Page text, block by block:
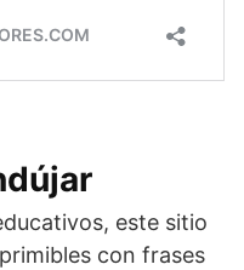
este sitio
con frases